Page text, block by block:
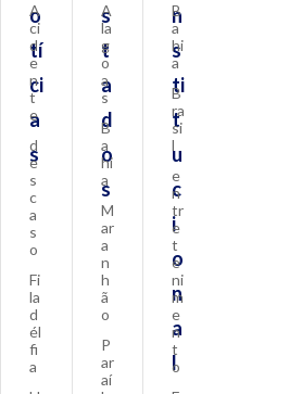
o
tí
ci
a
s
A
ci
d
e
n
t
e
d
e
s
c
a
s
o
Fi
la
d
él
fi
a
s
t
a
d
o
s
A
la
g
o
a
s
B
a
hi
a
M
ar
a
n
h
ã
o
P
ar
aí
n
s
ti
t
u
c
i
o
n
a
l
B
a
hi
a
B
ra
si
l
e
n
tr
e
t
e
ni
m
e
n
t
o